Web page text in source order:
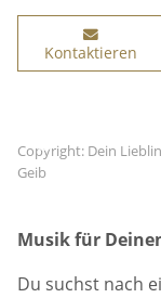
Kontaktieren
Copyright: Dein
Geib
Musik für
Du suchst nach